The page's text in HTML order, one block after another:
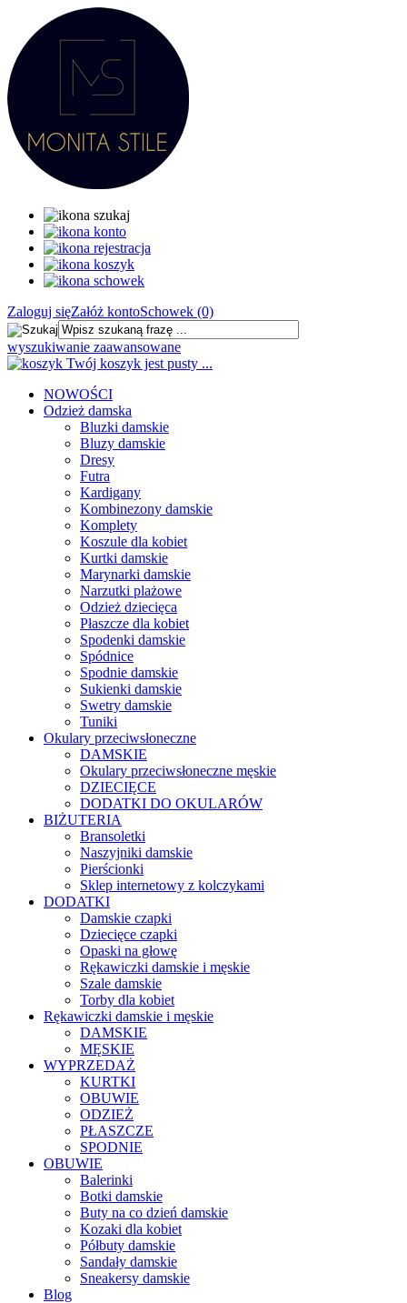
Zaloguj sięZałóż kontoSchowek (0)
wyszukiwanie zaawansowane
Twój koszyk jest pusty ...
NOWOŚCI
Odzież damska
Bluzki damskie
Bluzy damskie
Dresy
Futra
Kardigany
Kombinezony damskie
Komplety
Koszule dla kobiet
Kurtki damskie
Marynarki damskie
Narzutki plażowe
Odzież dziecięca
Płaszcze dla kobiet
Spodenki damskie
Spódnice
Spodnie damskie
Sukienki damskie
Swetry damskie
Tuniki
Okulary przeciwsłoneczne
DAMSKIE
Okulary przeciwsłoneczne męskie
DZIECIĘCE
DODATKI DO OKULARÓW
BIŻUTERIA
Bransoletki
Naszyjniki damskie
Pierścionki
Sklep internetowy z kolczykami
DODATKI
Damskie czapki
Dziecięce czapki
Opaski na głowę
Rękawiczki damskie i męskie
Szale damskie
Torby dla kobiet
Rękawiczki damskie i męskie
DAMSKIE
MĘSKIE
WYPRZEDAŻ
KURTKI
OBUWIE
ODZIEŻ
PŁASZCZE
SPODNIE
OBUWIE
Balerinki
Botki damskie
Buty na co dzień damskie
Kozaki dla kobiet
Półbuty damskie
Sandały damskie
Sneakersy damskie
Blog